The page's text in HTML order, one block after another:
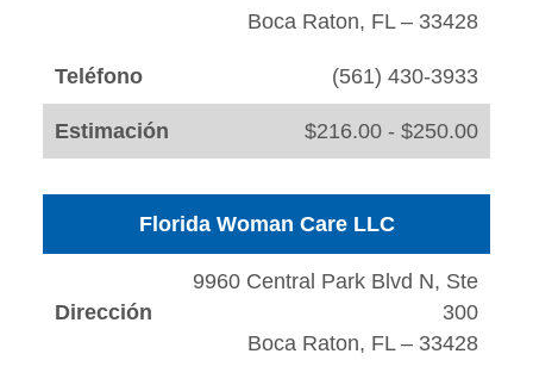
Boca Raton, FL – 33428
Teléfono (561) 430-3933
Estimación $216.00 - $250.00
Florida Woman Care LLC
Dirección
9960 Central Park Blvd N, Ste
300
Boca Raton, FL – 33428